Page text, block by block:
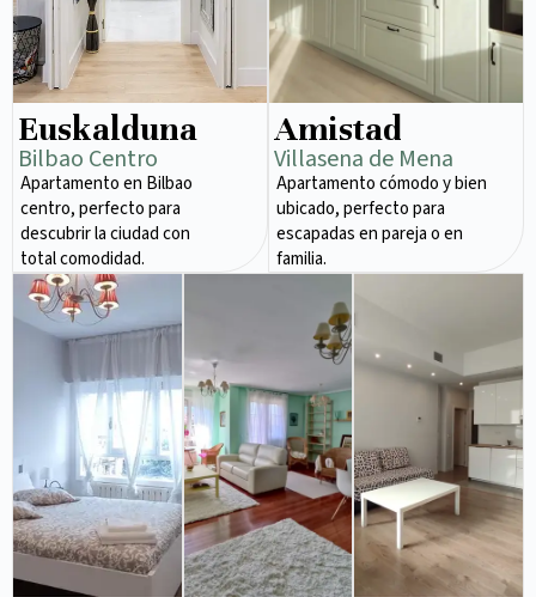
Euskalduna
Bilbao Centro
Apartamento en Bilbao
centro, perfecto para
descubrir la ciudad con
total comodidad.
Amistad
Villasena de Mena
Apartamento cómodo y bien
ubicado, perfecto para
escapadas en pareja o en
familia.